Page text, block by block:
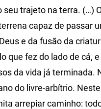
trajeto na terra. (…)
capaz de passar
e da fusão da
que fez do lado de cá,
da vida já terminada.
do livre-arbítrio.
arrepiar caminho: